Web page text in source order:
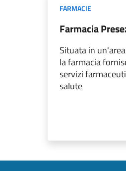
FARMACIE
Farmacia
Situata in
la farmacia
servizi
salute